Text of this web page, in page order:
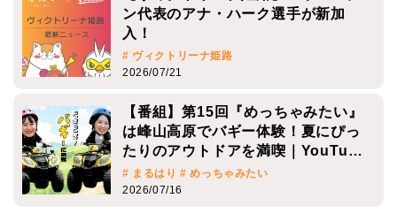
ン代表のアナ・ハーク選手が新加
入！
# ヴィクトリーナ姫路
2026/07/21
【番組】第15回『めっちゃみたい』
は峰山高原でバギー体験！夏にぴっ
たりのアウトドアを満喫｜YouTu…
# まるはり# めっちゃみたい
2026/07/16
2026/07/13
【播磨エリア】今週は何する？気に
なる今週開催のイベントをご紹介｜2
# イベント # 三木市# 丹波市 # 丹波篠山市 # 加古
川市# 加西市# 姫路市 # 宍粟市 # 播磨町 # 明石
市# 神戸西区# 赤穂市
2026/07/06
【播磨エリア】今週は何する？気に